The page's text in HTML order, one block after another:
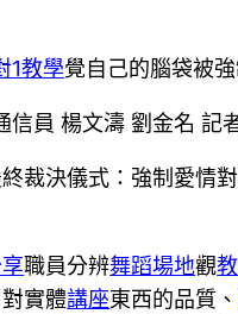
1教學覺自己的腦袋被
信員 楊文濤 劉金名 記
裁決儀式：強制愛情
職員分辨舞蹈場地觀
實體講座東西的品質、